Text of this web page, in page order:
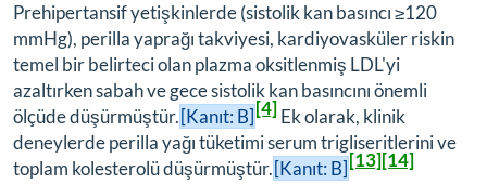
Prehipertansif yetişkinlerde (sistolik kan basıncı ≥120
mmHg), perilla yaprağı takviyesi, kardiyovasküler riskin
temel bir belirteci olan plazma oksitlenmiş LDL'yi
azaltırken sabah ve gece sistolik kan basıncını önemli
ölçüde düşürmüştür.[Kanıt: B][4]Ek olarak, klinik
deneylerde perilla yağı tüketimi serum trigliseritlerini ve
toplam kolesterolü düşürmüştür.[Kanıt: B][13][14]